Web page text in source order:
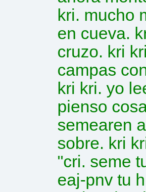
kri. mucho
en cueva.
cruzo. kri
campas
kri kri. yo
pienso
semearen
sobre. kri
"cri. seme
eaj-pnv tu